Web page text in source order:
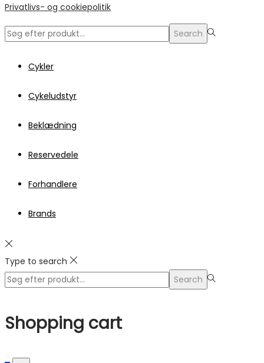
Privatlivs- og cookiepolitik
Search
Search
Cykler
Cykeludstyr
Beklædning
Reservedele
Forhandlere
Brands
Type to search
Search
Search
Shopping cart